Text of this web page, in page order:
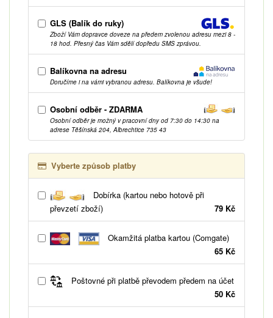
GLS (Balík do ruky)
Zboží Vám dopravce doveze na předem zvolenou adresu mezi 8 -
18 hod. Přesný čas Vám sdělí dopředu SMS zprávou.
Balíkovna na adresu
Doručíme i na vámi vybranou adresu. Balíkovna je všude!
Osobní odběr - ZDARMA
Osobní odběr je možný v pracovní dny od 7:30 do 14:30 na
adrese Těšínská 204, Albrechtice 735 43
Vyberte způsob platby
Dobírka (kartou nebo hotově při
převzetí zboží)
79 Kč
Okamžitá platba kartou (Comgate)
65 Kč
Poštovné při platbě převodem předem na účet
50 Kč